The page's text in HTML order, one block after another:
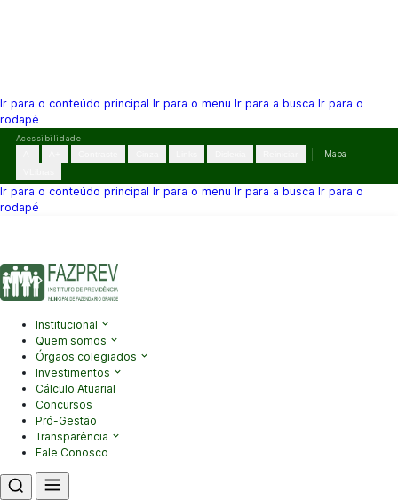
Ir para o conteúdo principal Ir para o menu Ir para a busca Ir para o
rodapé
Pular
conteúdo
Acessibilidade
Mapa
Ir para o conteúdo principal Ir para o menu Ir para a busca Ir para o
rodapé
Institucional
Quem somos
Órgãos colegiados
Investimentos
Cálculo Atuarial
Concursos
Pró-Gestão
Transparência
Fale Conosco